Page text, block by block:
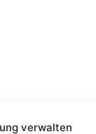
verwalten